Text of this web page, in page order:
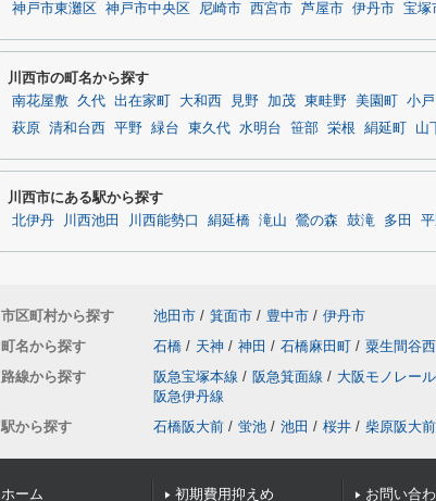
神戸市東灘区 神戸市中央区 尼崎市 西宮市 芦屋市 伊丹市 宝塚
川西市の町名から探す
南花屋敷 久代 出在家町 大和西 見野 加茂 東畦野 美園町 小戸
萩原
清和台西 平野 緑台 東久代 水明台 笹部 栄根 絹延町 山
川西市にある駅から探す
北伊丹 川西池田 川西能勢口 絹延橋 滝山 鶯の森 鼓滝 多田
市区町村から探す 池田市 / 箕面市 / 豊中市 / 伊丹市
町名から探す
石橋 / 天神 / 神田 / 石橋麻田町 / 粟生間谷西
路線から探す
阪急宝塚本線 / 阪急箕面線 / 大阪モノレー
阪急伊丹線
駅から探す
石橋阪大前 / 蛍池 / 池田 / 桜井 / 柴原阪大前
ホーム 初期費用抑えめ お問い合